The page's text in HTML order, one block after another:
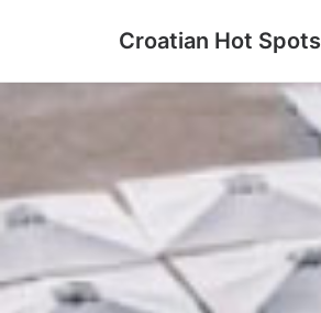
Croatian Hot Spots